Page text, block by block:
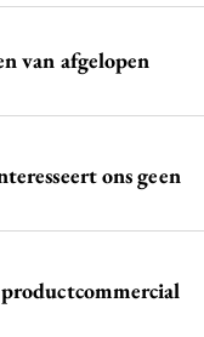
van afgelopen
ons geen